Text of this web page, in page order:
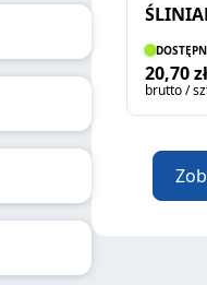
20,70 zł
brutto /